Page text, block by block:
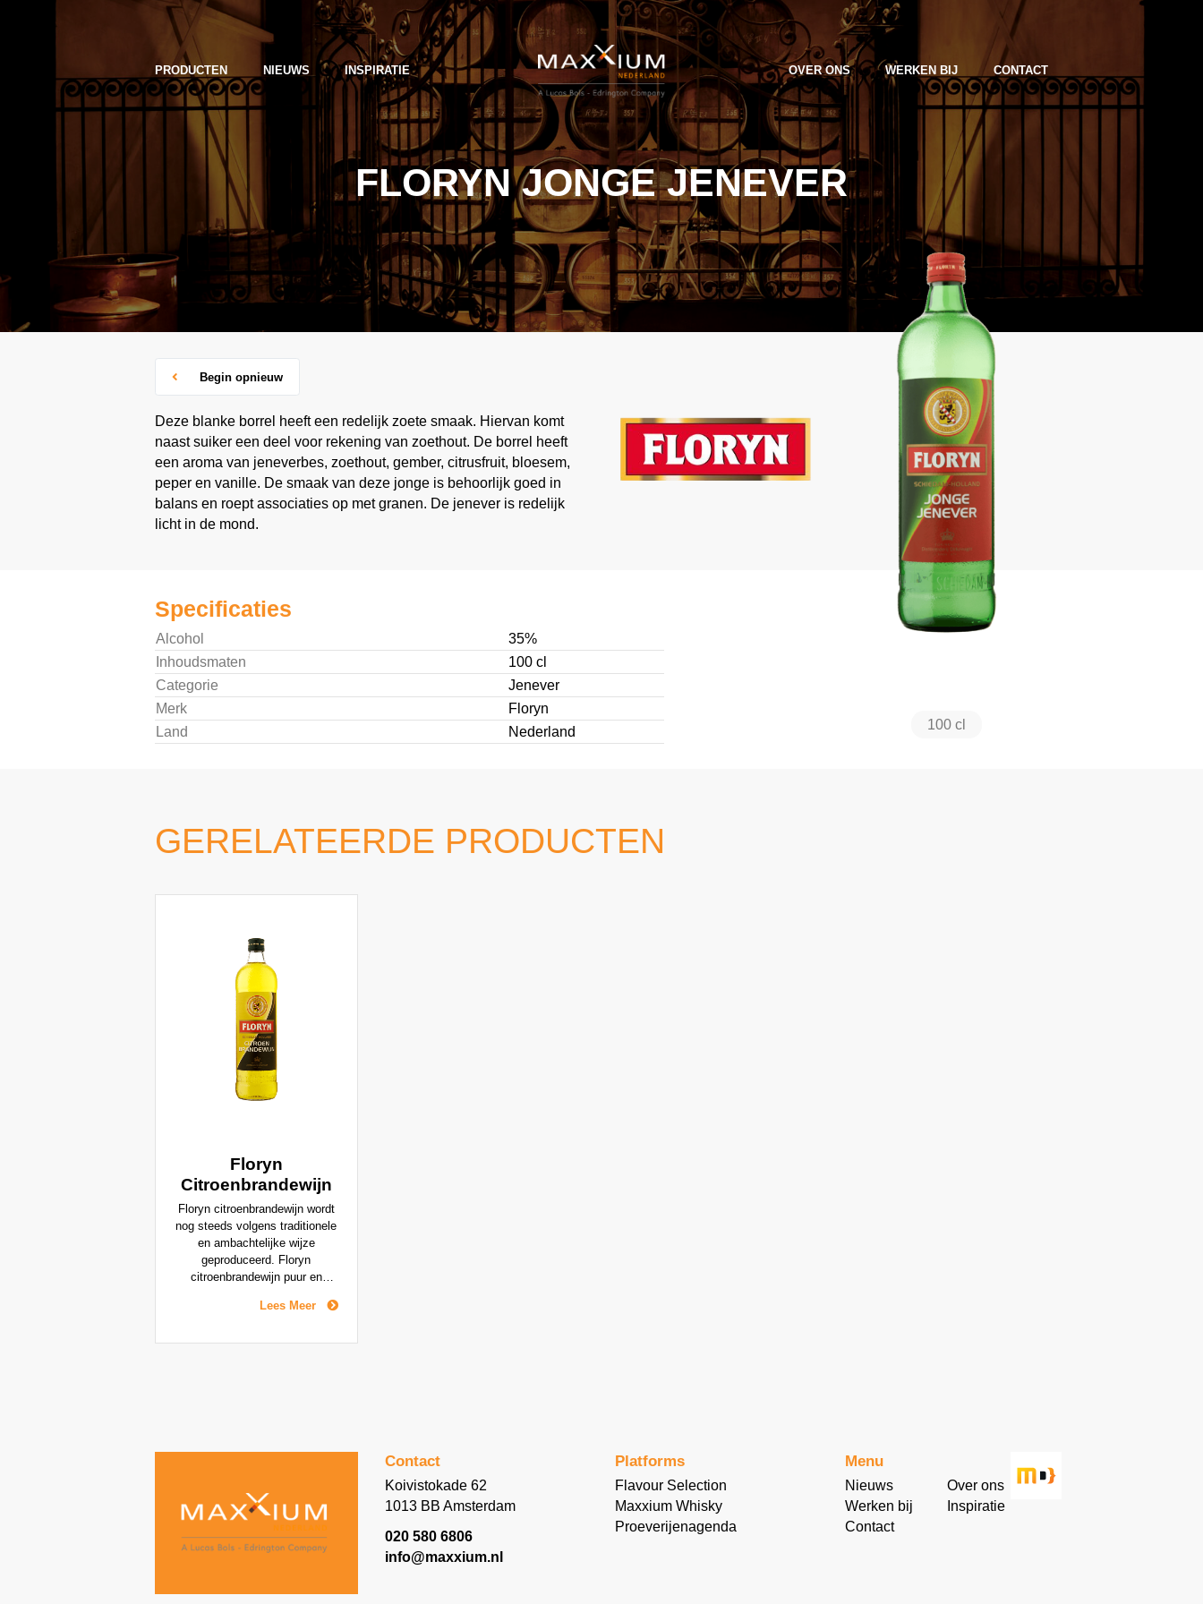
PRODUCTEN NIEUWS INSPIRATIE OVER ONS WERKEN BIJ CONTACT
FLORYN JONGE JENEVER
Begin opnieuw
Deze blanke borrel heeft een redelijk zoete smaak. Hiervan komt
naast suiker een deel voor rekening van zoethout. De borrel heeft
een aroma van jeneverbes, zoethout, gember, citrusfruit, bloesem,
peper en vanille. De smaak van deze jonge is behoorlijk goed in
balans en roept associaties op met granen. De jenever is redelijk
licht in de mond.
Specificaties
Alcohol
35%
Inhoudsmaten
100 cl
Categorie
Jenever
Merk
Floryn
Land
Nederland 100 cl
GERELATEERDE PRODUCTEN
Floryn
Citroenbrandewijn
Floryn citroenbrandewijn wordt
nog steeds volgens traditionele
en ambachtelijke wijze
geproduceerd. Floryn
citroenbrandewijn puur en
ijsblokjes op zijn best. Ook
bijvoorbeeld mineraalwater of
Lees Meer
Contact
Koivistokade 62
1013 BB Amsterdam
020 580 6806
info@maxxium.nl
Platforms
Flavour Selection
Maxxium Whisky
Proeverijenagenda
Menu
Nieuws
Over ons
Werken bij
Inspiratie
Contact